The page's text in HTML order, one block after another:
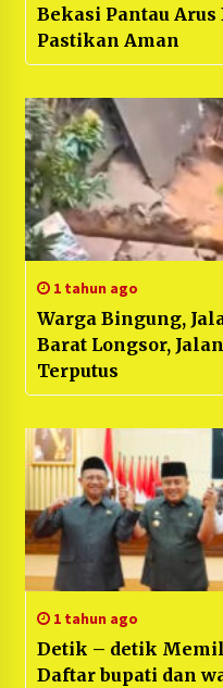
Bekasi Pantau
Pastikan Aman
1 tahun ago
Warga Bingung,
Barat Longsor,
Terputus
1 tahun ago
Detik – detik
Daftar bupati dan